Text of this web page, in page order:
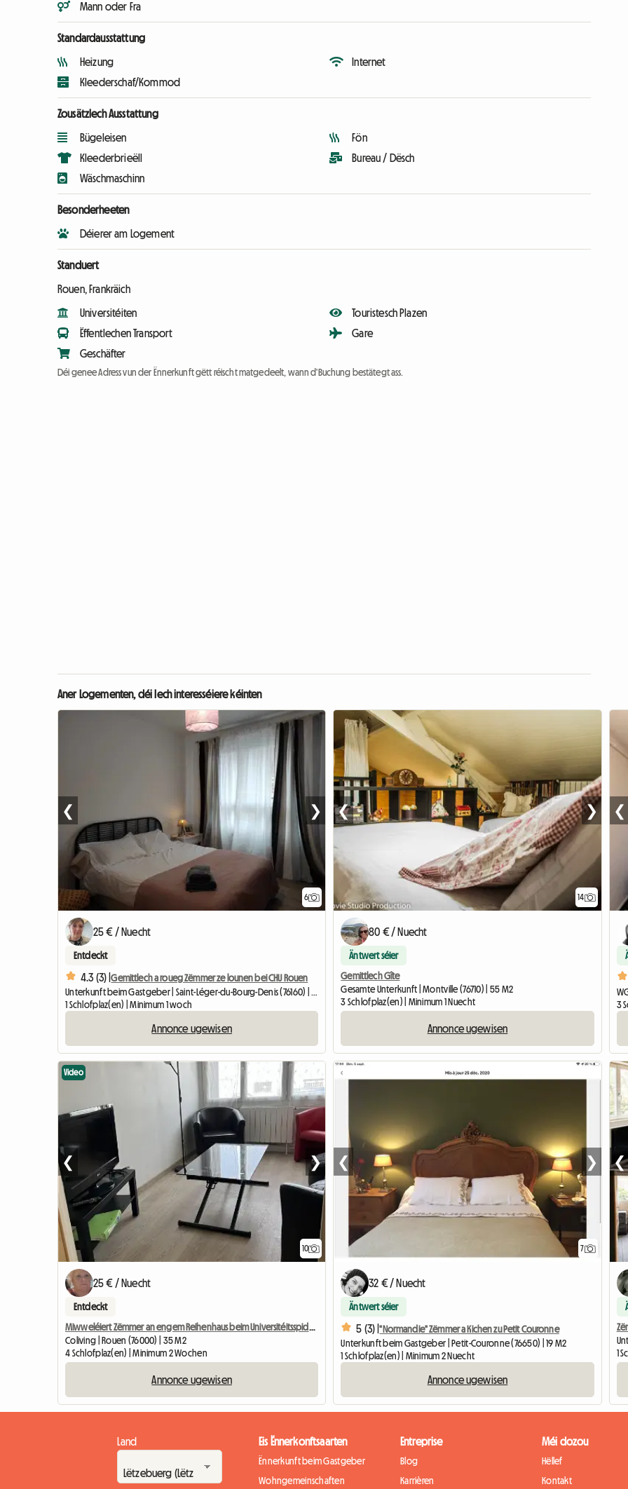
Mann oder Fra
Standardausstattung
Heizung
Kleederschaf/Kommod
Internet
Zousätzlech Ausstattung
Bügeleisen
Kleederbrieëll
Wäschmaschinn
Fön
Bureau / Dësch
Besonderheeten
Déierer am Logement
Standuert
Rouen, Frankräich
Universitéiten
Ëffentlechen Transport
Geschäfter
Touristesch Plazen
Gare
Déi genee Adress vun der Ënnerkunft gëtt réischt matgedeelt, wann d'Buchung bestätegt ass.
Aner Logementen, déi Iech interesséiere kéinten
6
❮ ❯
25 € / Nuecht
Entdeckt
4.3 (3) |Gemittlech a roueg Zëmmer ze lounen bei CHU Rouen
Unterkunft beim Gastgeber | Saint-Léger-du-Bourg-Denis (76160) | 12 M2
1 Schlofplaz(en) | Minimum 1 woch
Annonce ugewisen
14
❮ ❯
80 € / Nuecht
Äntwert séier
Gemittlech Gîte
Gesamte Unterkunft | Montville (76710) | 55 M2
3 Schlofplaz(en) | Minimum 1 Nuecht
Annonce ugewisen
❮
3
10
Video
❮ ❯
25 € / Nuecht
Entdeckt
Miwweléiert Zëmmer an engem Reihenhaus beim Universitéitsspidol vu Rouen
Coliving | Rouen (76000) | 35 M2
4 Schlofplaz(en) | Minimum 2 Wochen
Annonce ugewisen
7
❮ ❯
32 € / Nuecht
Äntwert séier
5 (3) |"Normandie" Zëmmer a Kichen zu Petit Couronne
Unterkunft beim Gastgeber | Petit-Couronne (76650) | 19 M2
1 Schlofplaz(en) | Minimum 2 Nuecht
Annonce ugewisen
❮
1
Land Eis Ënnerkonftsaarten
Ënnerkunft beim Gastgeber
Wohngemeinschaften
Entreprise
Blog
Karrièren
Méi dozou
Hëllef
Kontakt